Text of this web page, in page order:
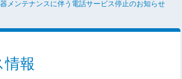
メンテナンスに伴う電話サービス停止のお知らせ
情報